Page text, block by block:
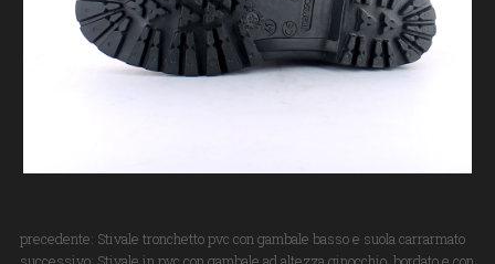
precedente: Stivale tronchetto pvc con gambale basso e suola carrarmato
successivo: Stivale in pvc con gambale ad altezza ginocchio, bordato e con